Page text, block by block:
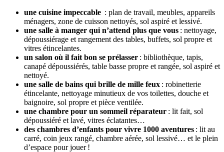
une cuisine impeccable : plan de travail, meubles, appareils
ménagers, zone de cuisson nettoyés, sol aspiré et lessivé.
une salle à manger qui n’attend plus que vous : nettoyage,
dépoussiérage et rangement des tables, buffets, sol propre et
vitres étincelantes.
un salon où il fait bon se prélasser : bibliothèque, tapis,
canapé dépoussiérés, table basse propre et rangée, sol aspiré et
nettoyé.
une salle de bains qui brille de mille feux : robinetterie
étincelante, nettoyage minutieux de vos toilettes, douche et
baignoire, sol propre et pièce ventilée.
une chambre pour un sommeil réparateur : lit fait, sol
dépoussiéré et lavé, vitres éclatantes…
des chambres d’enfants pour vivre 1000 aventures : lit au
carré, coin jeux rangé, chambre aérée, sol lessivé… et le plein
d’espace pour jouer !